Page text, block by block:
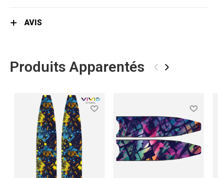
AVIS
Produits Apparentés ‹ ›